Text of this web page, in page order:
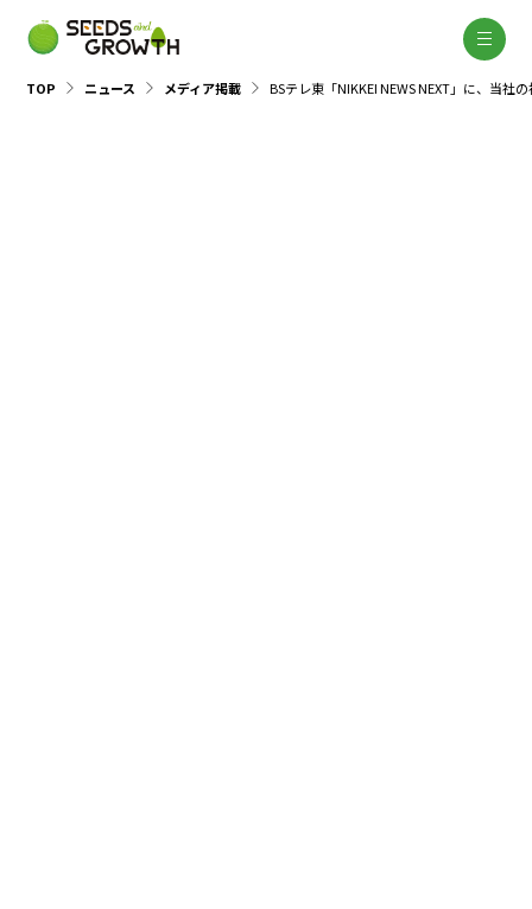
TOP ニュース メディア掲載 BSテレ東「NIKKEI NEWS NEXT」に、当社